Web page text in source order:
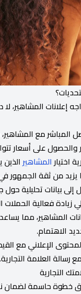
إعلانات المشاهير،
المباشر مع
على أسعار
اختيار المشاهير
يزيد من ثقة الجمهور
بيانات تحليلية
فعالية الحملات
المشاهير، مما
الاهتمام.
الإعلاني مع
رسالة العلامة التجارية.
التجارية
خطوة حاسمة